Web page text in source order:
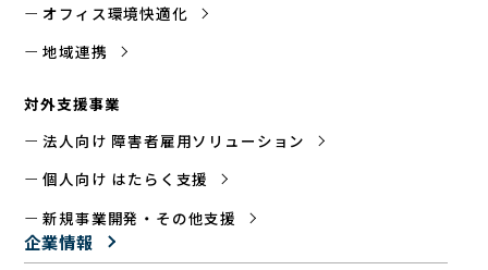
オフィス環境快適化
地域連携
対外支援事業
法人向け 障害者雇用ソリューション
個人向け はたらく支援
新規事業開発・その他支援
企業情報